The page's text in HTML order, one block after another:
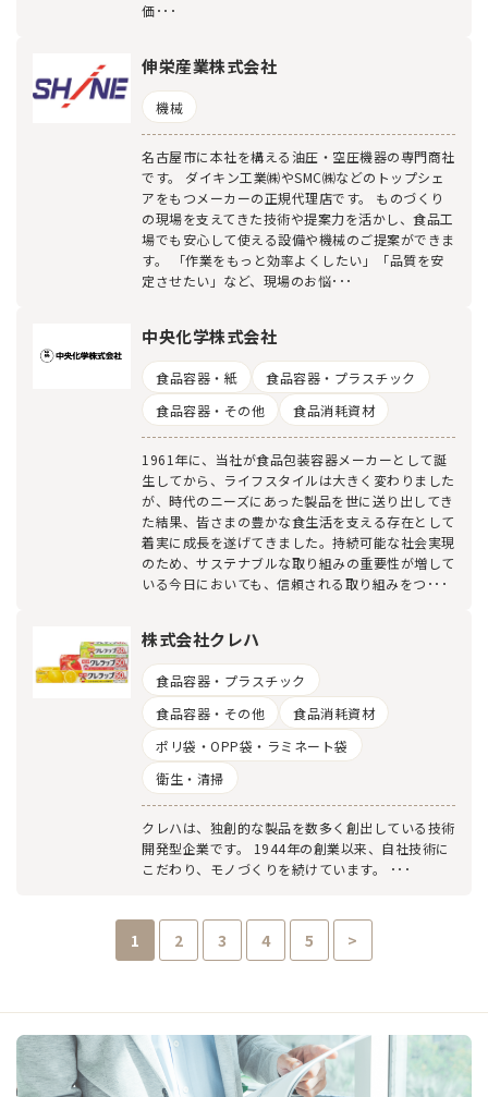
価･･･
伸栄産業株式会社
機械
名古屋市に本社を構える油圧・空圧機器の専門商社
です。 ダイキン工業㈱やSMC㈱などのトップシェ
アをもつメーカーの正規代理店です。 ものづくり
の現場を支えてきた技術や提案力を活かし、食品工
場でも安心して使える設備や機械のご提案ができま
す。 「作業をもっと効率よくしたい」「品質を安
定させたい」など、現場のお悩･･･
中央化学株式会社
食品容器・紙
食品容器・プラスチック
食品容器・その他
食品消耗資材
1961年に、当社が食品包装容器メーカーとして誕
生してから、ライフスタイルは大きく変わりました
が、時代のニーズにあった製品を世に送り出してき
た結果、皆さまの豊かな食生活を支える存在として
着実に成長を遂げてきました。持続可能な社会実現
のため、サステナブルな取り組みの重要性が増して
いる今日においても、信頼される取り組みをつ･･･
株式会社クレハ
食品容器・プラスチック
食品容器・その他
食品消耗資材
ポリ袋・OPP袋・ラミネート袋
衛生・清掃
クレハは、独創的な製品を数多く創出している技術
開発型企業です。 1944年の創業以来、自社技術に
こだわり、モノづくりを続けています。 ･･･
1 2 3 4 5 >